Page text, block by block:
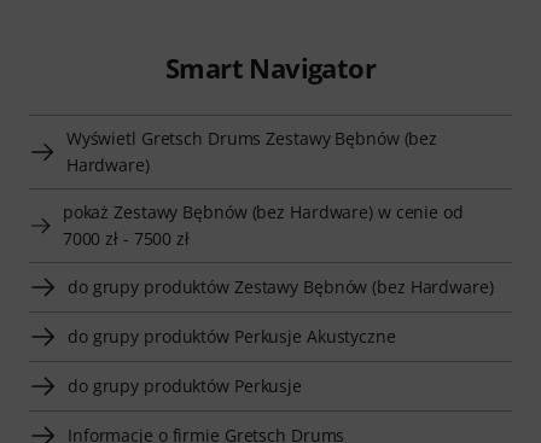
Smart Navigator
Wyświetl Gretsch Drums Zestawy Bębnów (bez
Hardware)
pokaż Zestawy Bębnów (bez Hardware) w cenie od
7000 zł - 7500 zł
do grupy produktów Zestawy Bębnów (bez Hardware)
do grupy produktów Perkusje Akustyczne
do grupy produktów Perkusje
Informacje o firmie Gretsch Drums